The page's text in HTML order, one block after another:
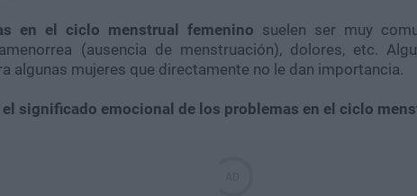
en el ciclo menstrual femenino suelen ser muy
(ausencia de menstruación), dolores, etc.
algunas mujeres que directamente no le dan importancia.
el significado emocional de los problemas en el ciclo